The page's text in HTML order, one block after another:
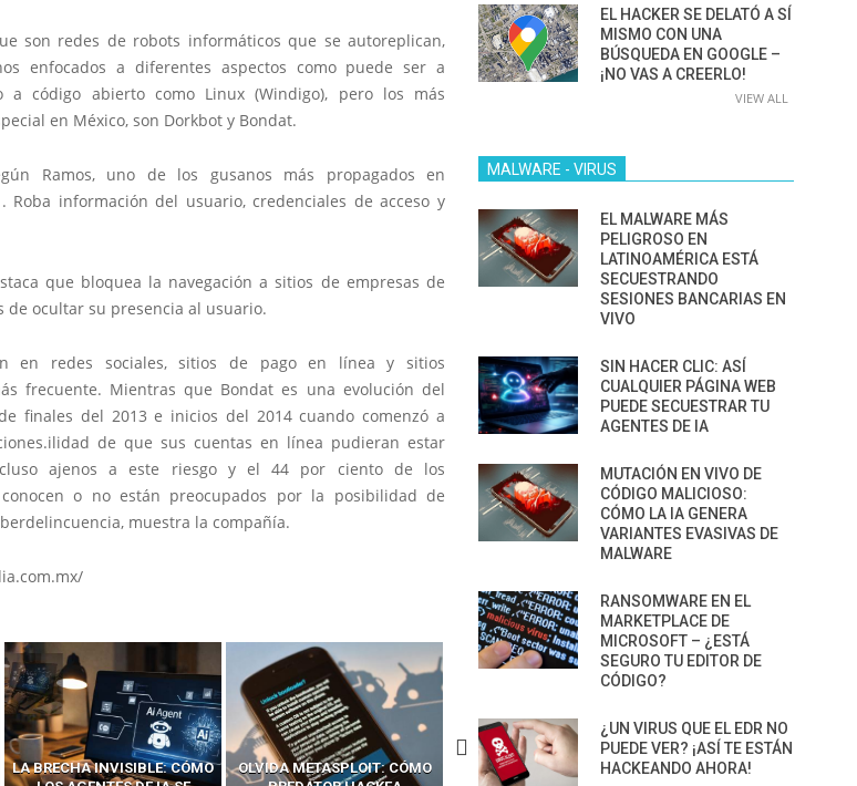
son redes de robots informáticos que se autoreplican,
enfocados a diferentes aspectos como puede ser a
a código abierto como Linux (Windigo), pero los más
en México, son Dorkbot y Bondat.
Ramos, uno de los gusanos más propagados en
Roba información del usuario, credenciales de acceso y
que bloquea la navegación a sitios de empresas de
de ocultar su presencia al usuario.
en redes sociales, sitios de pago en línea y sitios
frecuente. Mientras que Bondat es una evolución del
finales del 2013 e inicios del 2014 cuando comenzó a
de que sus cuentas en línea pudieran estar
ajenos a este riesgo y el 44 por ciento de los
o no están preocupados por la posibilidad de
muestra la compañía.
OLVIDA METASPLOIT: CÓMO
CÓMO LOS HACKERS
13 TÉCNICAS
CÓMO LOS HACKERS
EL HACKER SE DELATÓ A SÍ
MISMO CON UNA
BÚSQUEDA EN GOOGLE –
¡NO VAS A CREERLO!
VIEW ALL
MALWARE - VIRUS
EL MALWARE MÁS
PELIGROSO EN
LATINOAMÉRICA ESTÁ
SECUESTRANDO
SESIONES BANCARIAS EN
VIVO
SIN HACER CLIC: ASÍ
CUALQUIER PÁGINA WEB
PUEDE SECUESTRAR TU
AGENTES DE IA
MUTACIÓN EN VIVO DE
CÓDIGO MALICIOSO:
CÓMO LA IA GENERA
VARIANTES EVASIVAS DE
MALWARE
RANSOMWARE EN EL
MARKETPLACE DE
MICROSOFT – ¿ESTÁ
SEGURO TU EDITOR DE
CÓDIGO?
¿UN VIRUS QUE EL EDR NO
PUEDE VER? ¡ASÍ TE ESTÁN
HACKEANDO AHORA!